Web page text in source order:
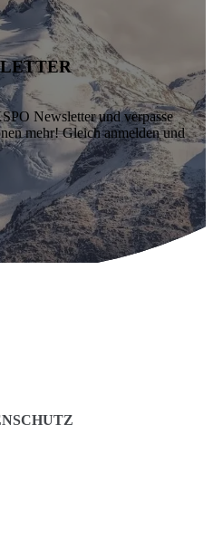
Newsletter und verpasse
mehr! Gleich anmelden und